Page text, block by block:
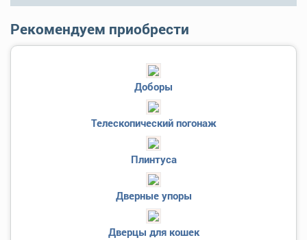
Рекомендуем приобрести
Доборы
Телескопический погонаж
Плинтуса
Дверные упоры
Дверцы для кошек